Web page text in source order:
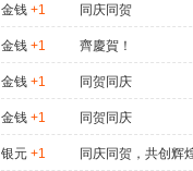
金钱 +1 同庆同贺
金钱 +1 齊慶賀！
金钱 +1 同贺同庆
金钱 +1 同贺同庆
银元 +1 同庆同贺，共创辉